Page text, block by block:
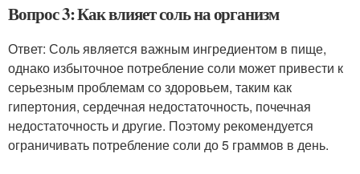
Вопрос 3: Как влияет соль на организм
Ответ: Соль является важным ингредиентом в пище,
однако избыточное потребление соли может привести к
серьезным проблемам со здоровьем, таким как
гипертония, сердечная недостаточность, почечная
недостаточность и другие. Поэтому рекомендуется
ограничивать потребление соли до 5 граммов в день.